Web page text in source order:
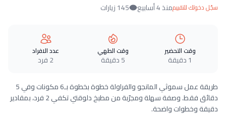
سجّل دخولك للتقييممنذ 4 أسابيع 145 زيارات
وقت التحضير
1 دقيقة
وقت الطهي
5 دقيقة
عدد الافراد
2 فرد
طريقة عمل سموثي المانجو والفراولة خطوة بخطوة بـ6 مكونات وفي 5
دقائق فقط. وصفة سهلة ومجرّبة من مطبخ دلوقتي تكفي 2 فرد، بمقادير
دقيقة وخطوات واضحة.